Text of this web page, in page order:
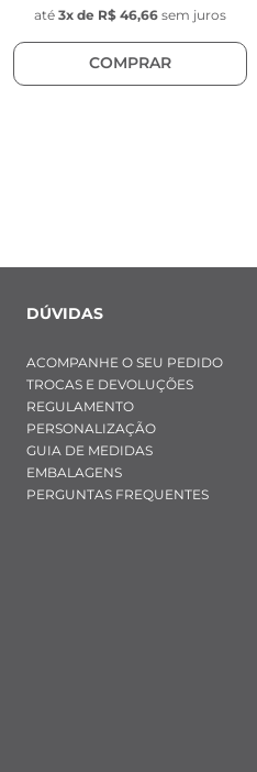
até 3x de R$ 46,66 sem juros
COMPRAR
DÚVIDAS
ACOMPANHE O SEU PEDIDO
TROCAS E DEVOLUÇÕES
REGULAMENTO
PERSONALIZAÇÃO
GUIA DE MEDIDAS
EMBALAGENS
PERGUNTAS FREQUENTES